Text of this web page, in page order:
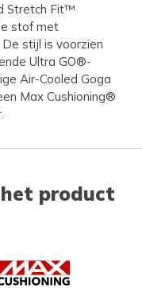
Stretch Fit™
stof met
stijl is voorzien
Ultra GO®-
Air-Cooled Goga
Max Cushioning®
product